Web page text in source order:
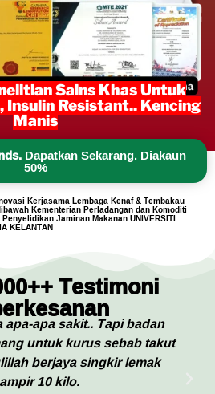
Sains Khas Untuk
Resistant.. Kencing
Manis
Dapatkan Sekarang. Diakaun
50%
Kerjasama Lembaga Kenaf & Tembakau
Kementerian Perladangan dan Komoditi
Jaminan Makanan UNIVERSITI
KELANTAN
Testimoni
apa sakit.. Tapi badan
untuk kurus sebab takut
berjaya singkir lemak
10 kilo.